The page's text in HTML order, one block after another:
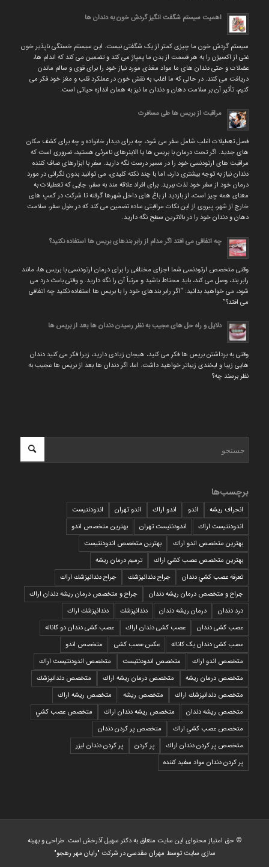
اهمیت سیستم شگفت انگیز گردش خون به دندان ها
سیستم گردش خون ما چیزی کمتر از یک شگفتی نیست. این سیستم خستگی ناپذیر خون
غنی از اکسیژن را به هر قسمت از بدن ما پمپاژ می کند و تضمین می کند که اندام ها،
عضلات و حتی دندان های ما مواد مغذی مورد نیاز خود را برای قوی و سالم ماندن
دریافت می کنند. در حالی که ما اغلب به نقش خون در عملکرد قلب و مغز خود فکر می
کنیم، تأثیر آن بر سلامت دهان و دندان ما نیز به همان اندازه حیاتی است.
مراقبت از بریس ها طی مسافرت
فصل تعطیلات اغلب شامل سفر می شود، چه برای دیدار خانواده و چه برای کشف مکان
های جدید. اگر تحت درمان با بریس ها یا الاینرهای نامرئی هستید، ضروری است که
مراقبت های ارتودنسی خود را در مسیر درست نگه دارید. سفر با ابزارهای صاف کننده
دندان نیاز به توجه بیشتری دارد، اما با چند نکته کلیدی، می توانید بدون نگرانی در مورد
درمان خود از سفر خود لذت ببرید. برای افراد علاقه مند به سفر، جایی که تعطیلات به
معنای همه چیز است، از بازدید از باغ های داخل شهرها گرفته تا شرکت در کمپ های
خارج از شهر، پیروی از این نکات مراقبتی ساده تضمین می کند که در طول سفر، سلامت
دهان و دندان خود را در بالاترین سطح نگه دارید.
چه اتفاقی می افتد اگر مدام از رابر بندهای بریس ها استفاده نکنید؟
وقتی متخصص ارتودنسی شما اجزای مختلفی را برای درمان ارتودنسی با بریس ها، مانند
رابر بند، وصل می کند، باید محتاط باشید و مرتباً آن را نگه دارید. و وقتی باعث درد می
شود، می خواهید بدانید: “اگر رابر بندهای خود را با بریس ها استفاده نکنید چه اتفاقی
می افتد؟”
دلایل و راه حل های عجیب به نظر رسیدن دندان ها بعد از بریس ها
وقتی به برداشتن بریس ها فکر می کنید، هیجان زیادی دارید، زیرا فکر می کنید دندان
هایی زیبا و لبخندی زیباتر خواهید داشت. اما، اگر دندان ها بعد از بریس ها عجیب به
نظر برسند چه؟
برچسب‌ها
انحراف ریشه اندو اندو اراك اندو تهران
اندودنتیست
اندودنتیست اراك
اندودنتیست تهران
بهترين متخصص اندو
بهترين متخصص اندو اراك
بهترين متخصص اندودنتيست
بهترين متخصص عصب كشي اراك
ترمیم درمان ریشه
تعرفه عصب كشي دندان
جراح دندانپزشك
جراح دندانپزشك اراك
جراح و متخصص درمان ریشه دندان
جراح و متخصص درمان ریشه دندان اراك
درد دندان
درمان ریشه دندان دندانپزشك
دندانپزشك اراك
عصب کشی دندان
عصب کشی دندان اراك
عصب کشی دندان دو کاناله
عصب کشی دندان یک کاناله
عکس عصب کشی
متخصص اندو
متخصص اندو اراك
متخصص اندودنتيست
متخصص اندودنتيست اراك
متخصص درمان ريشه
متخصص درمان ريشه اراك
متخصص دندانپزشك
متخصص دندانپزشك اراك
متخصص ريشه
متخصص ريشه اراك
متخصص ريشه دندان
متخصص ريشه دندان اراك
متخصص عصب كشي
متخصص عصب كشي اراك
متخصص پر كردن دندان
متخصص پر كردن دندان اراك
پر كردن
پر كردن دندان ليزر
پر كردن دندان مواد سفيد كننده
© حق امتیاز محتوای این سایت متعلق به دکتر سهیل آذرخش است. طراحی و بهینه
سازی سایت توسط مهران مقدسیدر شرکت "رایان مهر رهجو"